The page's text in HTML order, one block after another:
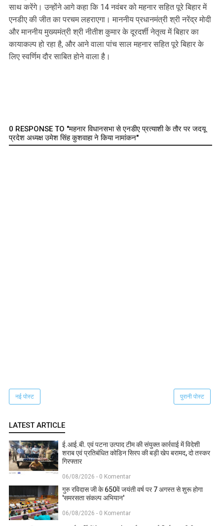
साथ करेंगे। उन्होंने आगे कहा कि 14 नवंबर को महनार सहित पूरे बिहार में
एनडीए की जीत का परचम लहराएगा। माननीय प्रधानमंत्री श्री नरेंद्र मोदी
और माननीय मुख्यमंत्री श्री नीतीश कुमार के दूरदर्शी नेतृत्व में बिहार का
कायाकल्प हो रहा है, और आने वाला पांच साल महनार सहित पूरे बिहार के
लिए स्वर्णिम दौर साबित होने वाला है।
0 RESPONSE TO "महनार विधानसभा से एनडीए प्रत्याशी के तौर पर जदयू
प्रदेश अध्यक्ष उमेश सिंह कुशवाहा ने किया नामांकन"
नई पोस्ट पुरानी पोस्ट
LATEST ARTICLE
ई.आई.बी. एवं पटना उत्पाद टीम की संयुक्त कार्रवाई में विदेशी
शराब एवं प्रतिबंधित कोडिन सिरप की बड़ी खेप बरामद, दो तस्कर
गिरफ्तार
06/08/2026 - 0 Komentar
गुरु रविदास जी के 650वें जयंती वर्ष पर 7 अगस्त से शुरू होगा
'समरसता संकल्प अभियान'
06/08/2026 - 0 Komentar